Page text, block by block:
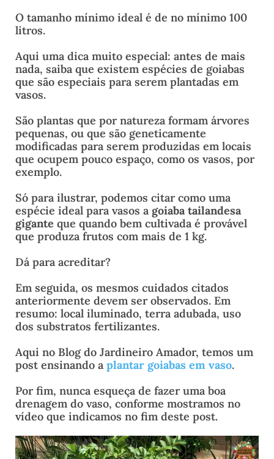
O tamanho mínimo ideal é de no mínimo 100
litros.
Aqui uma dica muito especial: antes de mais
nada, saiba que existem espécies de goiabas
que são especiais para serem plantadas em
vasos.
São plantas que por natureza formam árvores
pequenas, ou que são geneticamente
modificadas para serem produzidas em locais
que ocupem pouco espaço, como os vasos, por
exemplo.
Só para ilustrar, podemos citar como uma
espécie ideal para vasos a goiaba tailandesa
gigante que quando bem cultivada é provável
que produza frutos com mais de 1 kg.
Dá para acreditar?
Em seguida, os mesmos cuidados citados
anteriormente devem ser observados. Em
resumo: local iluminado, terra adubada, uso
dos substratos fertilizantes.
Aqui no Blog do Jardineiro Amador, temos um
post ensinando a plantar goiabas em vaso.
Por fim, nunca esqueça de fazer uma boa
drenagem do vaso, conforme mostramos no
vídeo que indicamos no fim deste post.